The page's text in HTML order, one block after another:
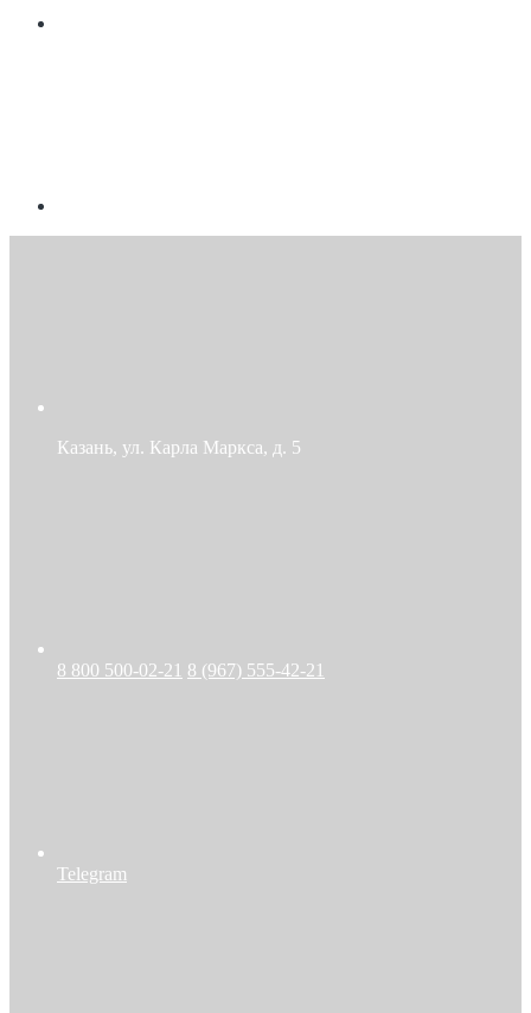
Казань, ул. Карла Маркса, д. 5
8 800 500-02-21 8 (967) 555-42-21
Telegram